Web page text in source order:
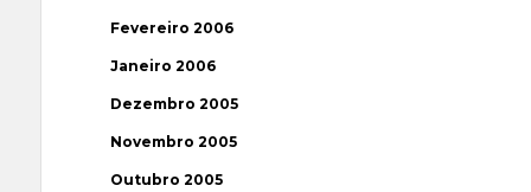
Fevereiro 2006
Janeiro 2006
Dezembro 2005
Novembro 2005
Outubro 2005